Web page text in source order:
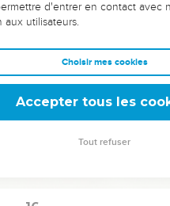
voici ce que dit le
je jette au feu le bois de la
au bois de la forêt,
Jérusalem :
contre eux ; ils auront
dévorera. Vous reconnaîtrez
d'entrer en contact avec
aux utilisateurs.
Choisir mes cookies
Accepter tous les
Tout refuser